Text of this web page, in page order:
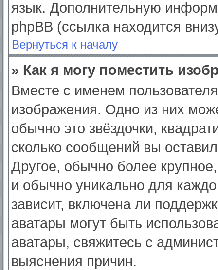
язык. Дополнительную
phpBB (ссылка находится
Вернуться к началу
» Как я могу поместить
Вместе с именем
изображения. Одно из них
обычно это звёздочки,
сколько сообщений вы
Другое, обычно более
и обычно уникально для
зависит, включена ли
аватары могут быть
аватары, свяжитесь с
выяснения причин.